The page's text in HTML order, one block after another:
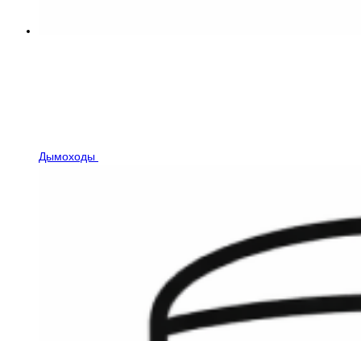
Дымоходы